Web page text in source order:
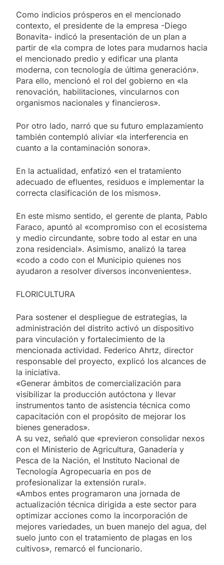
Como indicios prósperos en el mencionado
contexto, el presidente de la empresa -Diego
Bonavita- indicó la presentación de un plan a
partir de «la compra de lotes para mudarnos hacia
el mencionado predio y edificar una planta
moderna, con tecnología de última generación».
Para ello, mencionó el rol del gobierno en «la
renovación, habilitaciones, vincularnos con
organismos nacionales y financieros».
Por otro lado, narró que su futuro emplazamiento
también contempló aliviar «la interferencia en
cuanto a la contaminación sonora».
En la actualidad, enfatizó «en el tratamiento
adecuado de efluentes, residuos e implementar la
correcta clasificación de los mismos».
En este mismo sentido, el gerente de planta, Pablo
Faraco, apuntó al «compromiso con el ecosistema
y medio circundante, sobre todo al estar en una
zona residencial». Asimismo, analizó la tarea
«codo a codo con el Municipio quienes nos
ayudaron a resolver diversos inconvenientes».
FLORICULTURA
Para sostener el despliegue de estrategias, la
administración del distrito activó un dispositivo
para vinculación y fortalecimiento de la
mencionada actividad. Federico Ahrtz, director
responsable del proyecto, explicó los alcances de
la iniciativa.
«Generar ámbitos de comercialización para
visibilizar la producción autóctona y llevar
instrumentos tanto de asistencia técnica como
capacitación con el propósito de mejorar los
bienes generados».
A su vez, señaló que «previeron consolidar nexos
con el Ministerio de Agricultura, Ganadería y
Pesca de la Nación, el Instituto Nacional de
Tecnología Agropecuaria en pos de
profesionalizar la extensión rural».
«Ambos entes programaron una jornada de
actualización técnica dirigida a este sector para
optimizar acciones como la incorporación de
mejores variedades, un buen manejo del agua, del
suelo junto con el tratamiento de plagas en los
cultivos», remarcó el funcionario.